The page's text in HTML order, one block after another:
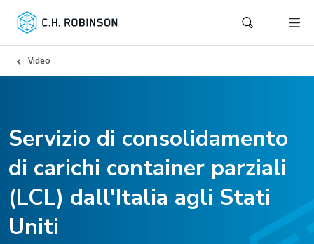
Video
Servizio di consolidamento
di carichi container parziali
(LCL) dall'Italia agli Stati
Uniti